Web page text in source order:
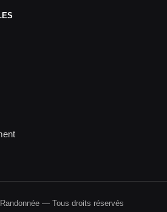
— Tous droits réservés